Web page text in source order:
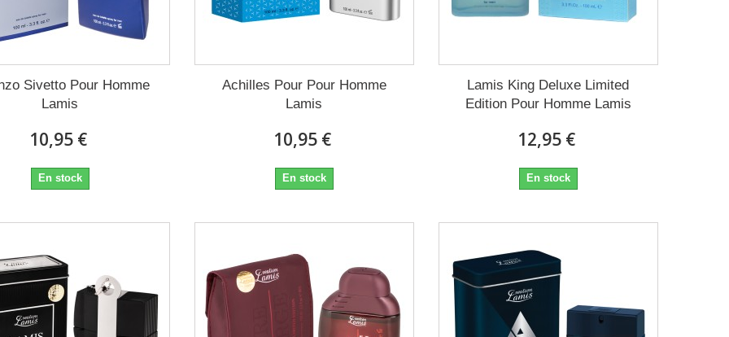
Sivetto Pour Homme
Lamis
10,95 €
En stock
Achilles Pour Pour Homme
Lamis
10,95 €
En stock
Lamis King Deluxe Limited
Edition Pour Homme Lamis
12,95 €
En stock